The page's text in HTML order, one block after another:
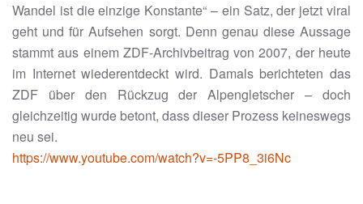
Wandel ist die einzige Konstante“ – ein Satz, der jetzt viral
geht und für Aufsehen sorgt. Denn genau diese Aussage
stammt aus einem ZDF-Archivbeitrag von 2007, der heute
im Internet wiederentdeckt wird. Damals berichteten das
ZDF über den Rückzug der Alpengletscher – doch
gleichzeitig wurde betont, dass dieser Prozess keineswegs
neu sei.
https://www.youtube.com/watch?v=-5PP8_3i6Nc